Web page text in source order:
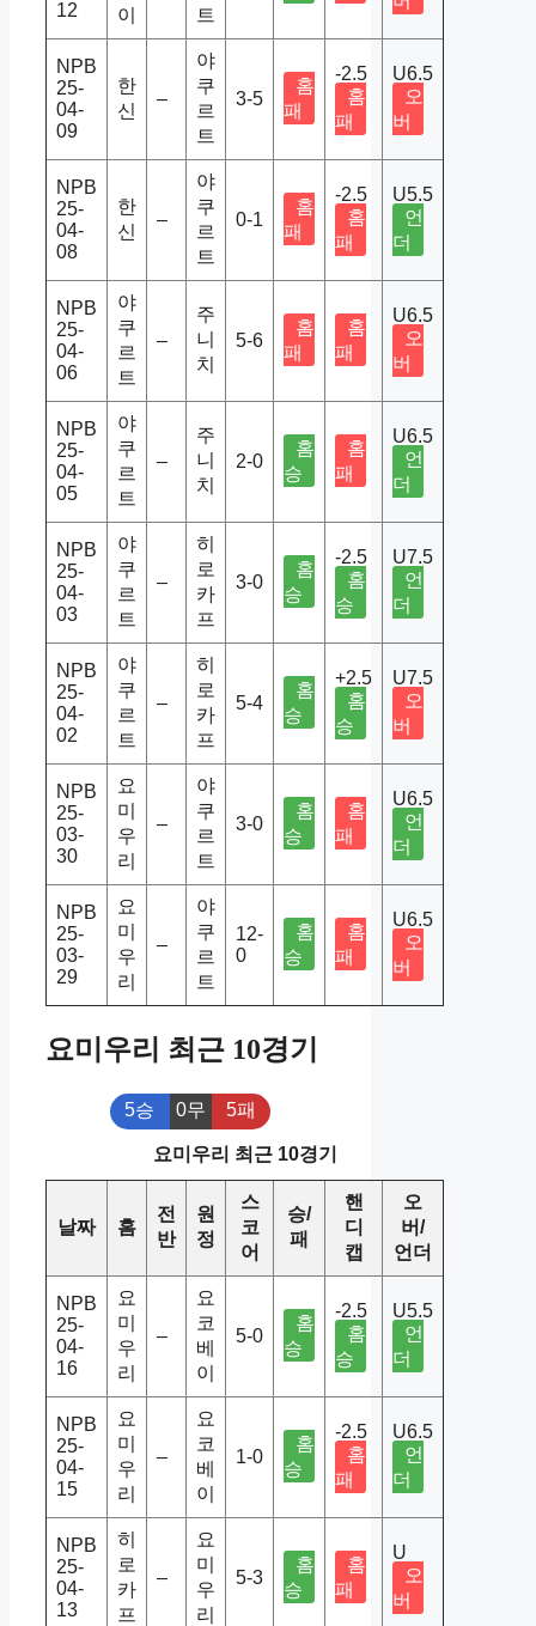
12 이 트
NPB
25-
04-
09
한
신
–
야
쿠
르
트
3-5
홈
패
-2.5
홈
패
U6.5
오
버
NPB
25-
04-
08
한
신
–
야
쿠
르
트
0-1
홈
패
-2.5
홈
패
U5.5
언
더
NPB
25-
04-
06
야
쿠
르
트
–
주
니
치
5-6
홈
패
홈
패
U6.5
오
버
NPB
25-
04-
05
야
쿠
르
트
–
주
니
치
2-0
홈
승
홈
패
U6.5
언
더
NPB
25-
04-
03
야
쿠
르
트
–
히
로
카
프
3-0
홈
승
-2.5
홈
승
U7.5
언
더
NPB
25-
04-
02
야
쿠
르
트
–
히
로
카
프
5-4
홈
승
+2.5
홈
승
U7.5
오
버
NPB
25-
03-
30
요
미
우
리
–
야
쿠
르
트
3-0
홈
승
홈
패
U6.5
언
더
NPB
25-
03-
29
요
미
우
리
–
야
쿠
르
트
12-
0
홈
승
홈
패
U6.5
오
버
요미우리 최근 10경기
5승 0무 5패
요미우리 최근 10경기
날짜 홈
전
반
원
정
스
코
어
승/
패
핸
디
캡
오
버/
언더
NPB
25-
04-
16
요
미
우
리
–
요
코
베
이
5-0
홈
승
-2.5
홈
승
U5.5
언
더
NPB
25-
04-
15
요
미
우
리
–
요
코
베
이
1-0
홈
승
-2.5
홈
패
U6.5
언
더
NPB
25-
04-
13
히
로
카
프
–
요
미
우
리
5-3
홈
승
홈
패
U
오
버